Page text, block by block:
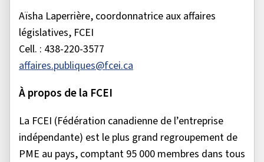
Aïsha Laperrière, coordonnatrice aux affaires
législatives, FCEI
Cell. : 438-220-3577
affaires.publiques@fcei.ca
À propos de la FCEI
La FCEI (Fédération canadienne de l’entreprise
indépendante) est le plus grand regroupement de
PME au pays, comptant 95 000 membres dans tous